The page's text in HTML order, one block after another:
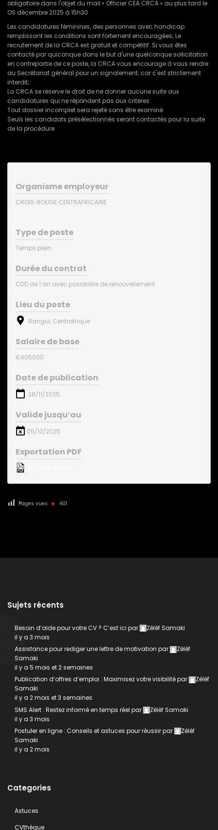
obligatoire dans l'objet du mail:« Officier CEA CRCA » au plus tard le
OS décembre 2025 à 15h30
Les candidatures féminines, des personnes avec handicap
remplissant les conditions sont fortement encouragées; Le
recrutement de la CRCA est gratuit et compétitif. Si vous êtes
contacté par quiconque dans le but d'une quelconque sollicitation
en contrepartie de ce poste, la CRCA vous encourage à vous rendre
au Secrétariat général pour un signalement; car c'est strictement
interdit;
La CRCA se réserve le droit de ne donner aucune suite aux
candidatures qui ne répondent pas aux critères
Tout dossier incomplet sera rejeté sans être examiné
Seuls les candidats présélectionnés seront contactés pour la suite
de la procédure
Organisme employeur
CROIX-ROUGE CENTRAFRICAINE
Type de poste
Temps plein
Durée du contrat
CDD de 1 an avec possibilite de renouvellement
Lieu du poste
Bangui, Centrafrique
Salaire de base
€405000
Date de publication
28/11/2025
Valide jusqu’au
05/12/2025
Exportation PDF
Pages vues 401
Sujets récents
Besoin d’aide pour votre CV ? C’est ici par
Zélèf Samaki
il y a 3 mois
Assistance pour rediger une lettre de motivation par
Zélèf
Samaki
il y a 5 mois et 2 semaines
Publication d’offres d’emploi : Maximisez votre visibilitépar
Zélèf
Samaki
il y a 2 mois et 3 semaines
SMS Alert : Restez informé en temps réel par
Zélèf Samaki
il y a 3 mois
Postuler en ligne : Conseils et astuces pour réussirpar
Zélèf
Samaki
il y a 2 mois
Categories
Astuces
CVthèque